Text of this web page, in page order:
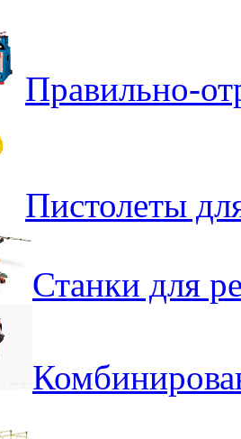
Правильно-
Пистолеты
Станки для